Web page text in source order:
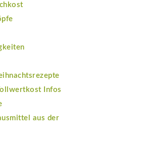
Infos
aus der